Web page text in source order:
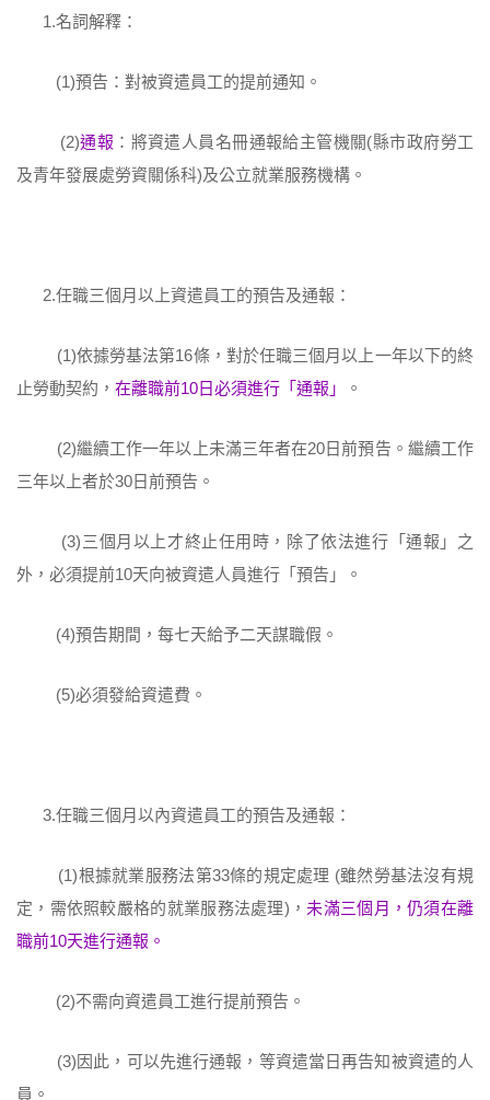
1.名詞解釋：
(1)預告：對被資遣員工的提前通知。
(2)通報 ：將資遣人員名冊通報給主管機關(縣市政府勞工
及青年發展處勞資關係科)及公立就業服務機構。
2.任職三個月以上資遣員工的預告及通報：
(1)依據勞基法第16條，對於任職三個月以上一年以下的終
止勞動契約， 在離職前10日必須進行「通報」 。
(2)繼續工作一年以上未滿三年者在20日前預告。繼續工作
三年以上者於30日前預告。
(3)三個月以上才終止任用時，除了依法進行「通報」之
外，必須提前10天向被資遣人員進行「預告」。
(4)預告期間，每七天給予二天謀職假。
(5)必須發給資遣費。
3.任職三個月以內資遣員工的預告及通報：
(1)根據就業服務法第33條的規定處理 (雖然勞基法沒有規
定，需依照較嚴格的就業服務法處理)， 未滿三個月，仍須在離
職前10天進行通報。
(2)不需向資遣員工進行提前預告。
(3)因此，可以先進行通報，等資遣當日再告知被資遣的人
員。